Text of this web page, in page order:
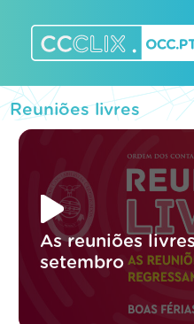
content
Reuniões livres
As reuniões
setembro